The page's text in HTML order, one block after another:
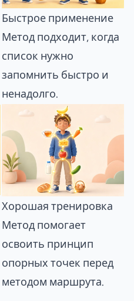
Быстрое применение
Метод подходит, когда
список нужно
запомнить быстро и
ненадолго.
Хорошая тренировка
Метод помогает
освоить принцип
опорных точек перед
методом маршрута.